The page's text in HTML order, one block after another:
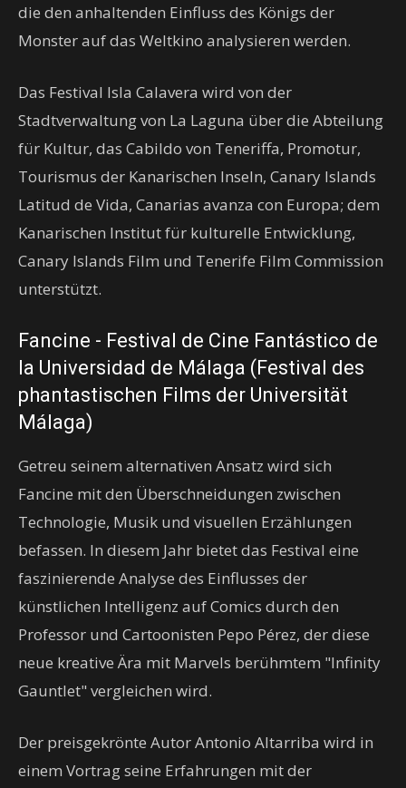
die den anhaltenden Einfluss des Königs der
Monster auf das Weltkino analysieren werden.
Das Festival Isla Calavera wird von der
Stadtverwaltung von La Laguna über die Abteilung
für Kultur, das Cabildo von Teneriffa, Promotur,
Tourismus der Kanarischen Inseln, Canary Islands
Latitud de Vida, Canarias avanza con Europa; dem
Kanarischen Institut für kulturelle Entwicklung,
Canary Islands Film und Tenerife Film Commission
unterstützt.
Fancine - Festival de Cine Fantástico de
la Universidad de Málaga (Festival des
phantastischen Films der Universität
Málaga)
Getreu seinem alternativen Ansatz wird sich
Fancine mit den Überschneidungen zwischen
Technologie, Musik und visuellen Erzählungen
befassen. In diesem Jahr bietet das Festival eine
faszinierende Analyse des Einflusses der
künstlichen Intelligenz auf Comics durch den
Professor und Cartoonisten Pepo Pérez, der diese
neue kreative Ära mit Marvels berühmtem "Infinity
Gauntlet" vergleichen wird.
Der preisgekrönte Autor Antonio Altarriba wird in
einem Vortrag seine Erfahrungen mit der